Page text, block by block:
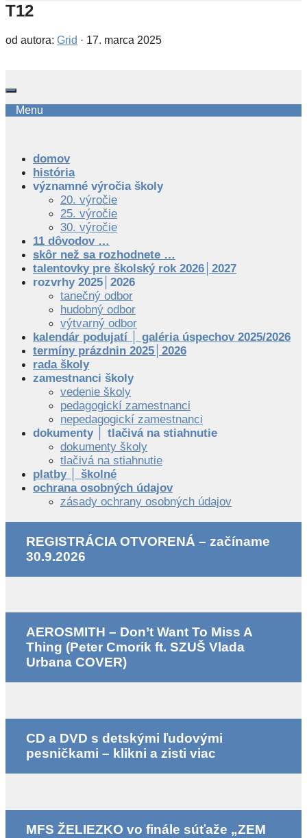
T12
od autora: Grid · 17. marca 2025
Menu
domov
história
významné výročia školy
20. výročie
25. výročie
30. výročie
11 dôvodov …
skôr než sa rozhodnete …
talentovky pre školský rok 2026│2027
rozvrhy 2025│2026
tanečný odbor
hudobný odbor
výtvarný odbor
kalendár podujatí │ galéria úspechov 2025/2026
termíny prázdnin 2025│2026
rada školy
zamestnanci školy
vedenie školy
pedagogickí zamestnanci
nepedagogickí zamestnanci
dokumenty │ tlačivá na stiahnutie
dokumenty školy
tlačivá na stiahnutie
platby │ školné
ochrana osobných údajov
zásady ochrany osobných údajov
REGISTRÁCIA OTVORENÁ – začíname
30.9.2026
AEROSMITH – Don’t Want To Miss A
Thing (Peter Cmorik ft. SZUŠ Vlada
Urbana COVER)
CD a DVD s detskými ľudovými
pesničkami – klikni a zisti viac
MFS ŽELIEZKO vo finále súťaže „ZEM